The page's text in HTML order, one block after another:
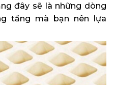
đây sẽ là những dòng
tầng mà bạn nên lựa